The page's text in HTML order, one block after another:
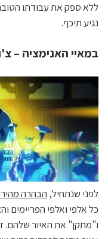
ללא ספק את עבודתו
נגיע תיכף.
במאיי האנימציה –
לפני שנתחיל, הבהרה
כל אלפי ואלפי הפריימים
ו"מתקן" את האיור שלהם.